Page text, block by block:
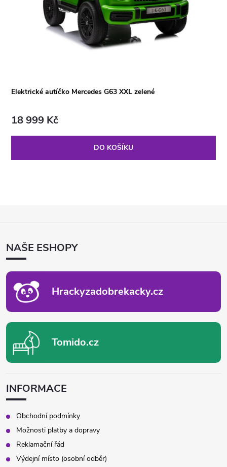
Elektrické autíčko Mercedes G63 XXL zelené
18 999 Kč
DO KOŠÍKU
ANAŠE ESHOPY
Hrackyzadobrekacky.cz
Tomido.cz
INFORMACE
Obchodní podmínky
Možnosti platby a dopravy
Reklamační řád
Výdejní místo (osobní odběr)